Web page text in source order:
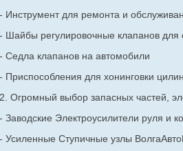
- Инструмент для ремонта и
- Шайбы регулировочные клапанов для
- Седла клапанов на автомобили
- Приспособления для хонинговки
2. Огромный выбор запасных частей,
- Заводские Электроусилители руля и
- Усиленные Ступичные узлы